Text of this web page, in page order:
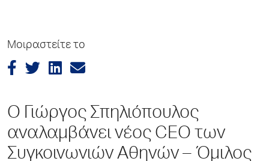
Μοιραστείτε το
Ο Γιώργος Σπηλιόπουλος
αναλαμβάνει νέος CEO των
Συγκοινωνιών Αθηνών – Όμιλος